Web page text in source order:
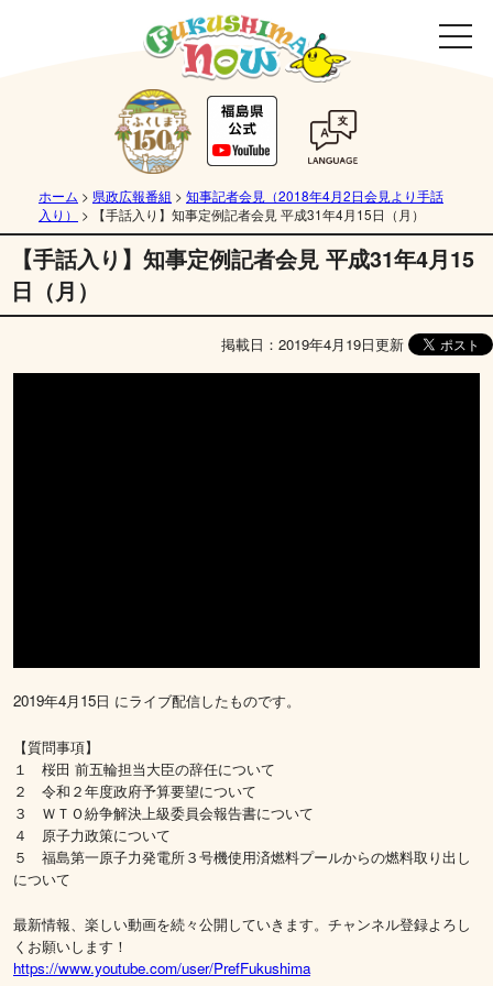
ホーム > 県政広報番組 > 知事記者会見（2018年4月2日会見より手話
入り）
> 【手話入り】知事定例記者会見 平成31年4月15日（月）
【手話入り】知事定例記者会見 平成31年4月15
日（月）
掲載日：2019年4月19日更新
2019年4月15日 にライブ配信したものです。
【質問事項】
１ 桜田 前五輪担当大臣の辞任について
２ 令和２年度政府予算要望について
３ ＷＴＯ紛争解決上級委員会報告書について
４ 原子力政策について
５ 福島第一原子力発電所３号機使用済燃料プールからの燃料取り出し
について
最新情報、楽しい動画を続々公開していきます。チャンネル登録よろし
くお願いします！
https://www.youtube.com/user/PrefFukushima